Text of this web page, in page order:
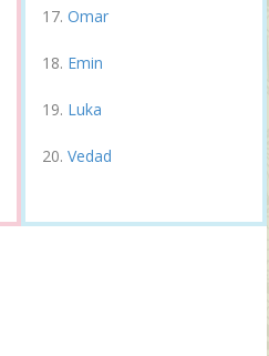
Omar
Emin
Luka
Vedad